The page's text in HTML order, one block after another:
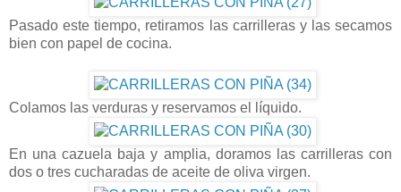
Pasado este tiempo, retiramos las carrilleras y las secamos
bien con papel de cocina.
Colamos las verduras y reservamos el líquido.
En una cazuela baja y amplia, doramos las carrilleras con
dos o tres cucharadas de aceite de oliva virgen.